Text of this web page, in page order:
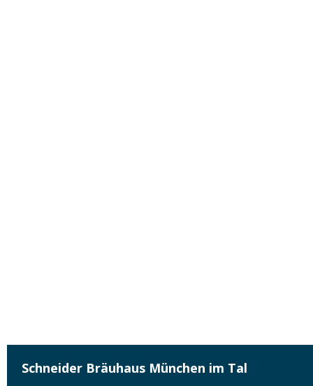
Schneider Bräuhaus München im Tal